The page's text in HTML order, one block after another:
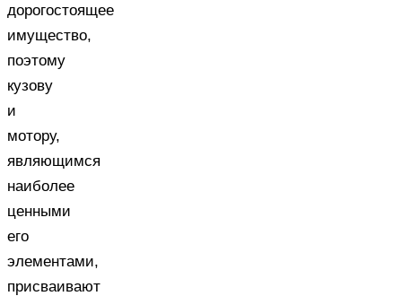
дорогостоящее
имущество,
поэтому
кузову
и
мотору,
являющимся
наиболее
ценными
его
элементами,
присваивают